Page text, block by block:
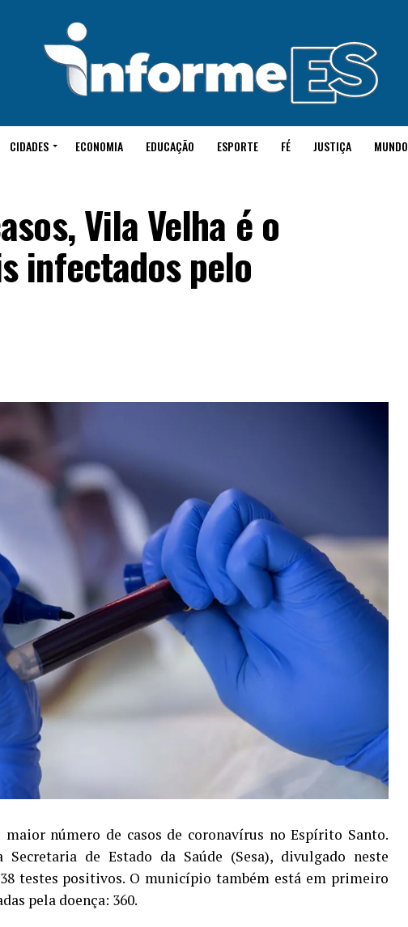
CIDADES ECONOMIA EDUCAÇÃO ESPORTE FÉ JUSTIÇA MUNDO
Vila Velha é o
infectados pelo
número de casos de coronavírus no Espírito Santo.
de Estado da Saúde (Sesa), divulgado neste
testes positivos. O município também está em primeiro
pela doença: 360.